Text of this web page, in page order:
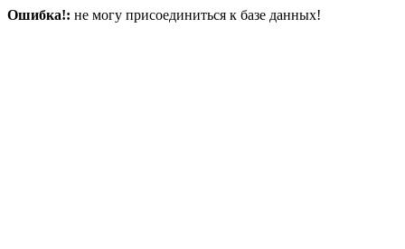
Ошибка!: не могу присоединиться к базе данных!